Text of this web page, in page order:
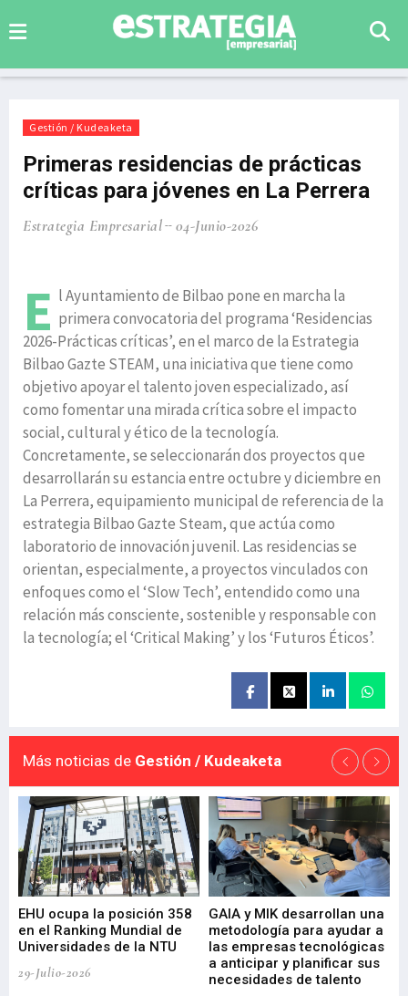
Gestión / Kudeaketa
Primeras residencias de prácticas
críticas para jóvenes en La Perrera
Estrategia Empresarial 04-Junio-2026
E l Ayuntamiento de Bilbao pone en marcha la
primera convocatoria del programa ‘Residencias
2026-Prácticas críticas’, en el marco de la Estrategia
Bilbao Gazte STEAM, una iniciativa que tiene como
objetivo apoyar el talento joven especializado, así
como fomentar una mirada crítica sobre el impacto
social, cultural y ético de la tecnología.
Concretamente, se seleccionarán dos proyectos que
desarrollarán su estancia entre octubre y diciembre en
La Perrera, equipamiento municipal de referencia de la
estrategia Bilbao Gazte Steam, que actúa como
laboratorio de innovación juvenil. Las residencias se
orientan, especialmente, a proyectos vinculados con
enfoques como el ‘Slow Tech’, entendido como una
relación más consciente, sostenible y responsable con
la tecnología; el ‘Critical Making’ y los ‘Futuros Éticos’.
Más noticias de Gestión / Kudeaketa
EHU ocupa la posición 358
en el Ranking Mundial de
Universidades de la NTU
29-Julio-2026
GAIA y MIK desarrollan una
metodología para ayudar a
las empresas tecnológicas
a anticipar y planificar sus
necesidades de talento